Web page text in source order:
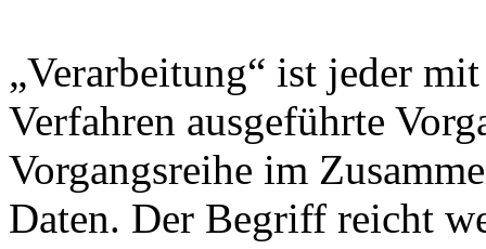
„Verarbeitung“ ist jeder
Verfahren ausgeführte
Vorgangsreihe im
Daten. Der Begriff reicht